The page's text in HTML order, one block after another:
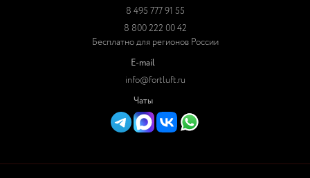
8 495 777 91 55
8 800 222 00 42
Бесплатно для регионов России
E-mail
info@fortluft.ru
Чаты